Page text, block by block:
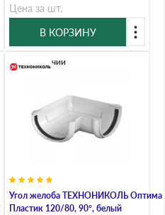
Цена за шт.
В КОРЗИНУ
Угол желоба ТЕХНОНИКОЛЬ Оптима
Пластик 120/80, 90°, белый
В наличии